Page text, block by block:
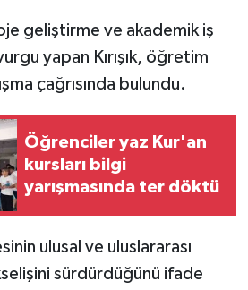
geliştirme ve akademik iş
yapan Kırışık, öğretim
çağrısında bulundu.
Öğrenciler yaz Kur'an
kursları bilgi
yarışmasında ter döktü
ulusal ve uluslararası
sürdürdüğünü ifade